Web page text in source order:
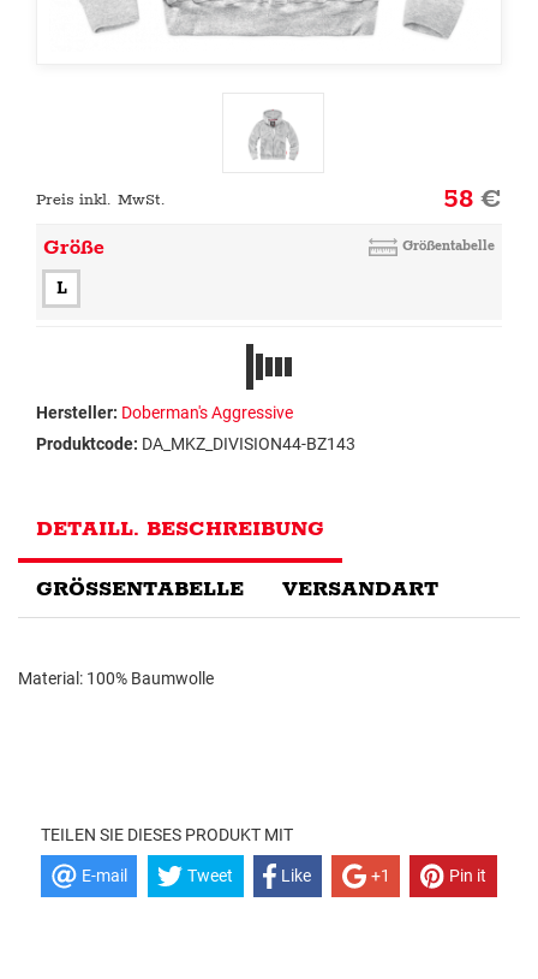
Preis inkl. MwSt. 58€
Größe Größentabelle
L
Hersteller: Doberman's Aggressive
Produktcode: DA_MKZ_DIVISION44-BZ143
DETAILL. BESCHREIBUNG
GRÖSSENTABELLE VERSANDART
Material: 100% Baumwolle
TEILEN SIE DIESES PRODUKT MIT
E-mail Tweet Like +1 Pin it